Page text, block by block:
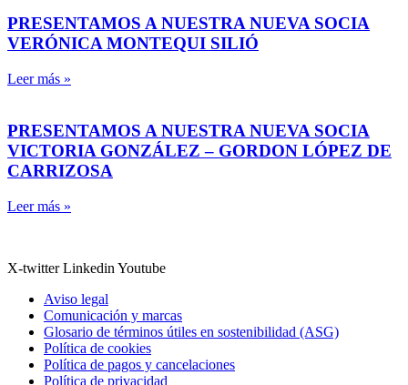
PRESENTAMOS A NUESTRA NUEVA SOCIA
VERÓNICA MONTEQUI SILIÓ
Leer más »
PRESENTAMOS A NUESTRA NUEVA SOCIA
VICTORIA GONZÁLEZ – GORDON LÓPEZ DE
CARRIZOSA
Leer más »
X-twitter Linkedin Youtube
Aviso legal
Comunicación y marcas
Glosario de términos útiles en sostenibilidad (ASG)
Política de cookies
Política de pagos y cancelaciones
Política de privacidad